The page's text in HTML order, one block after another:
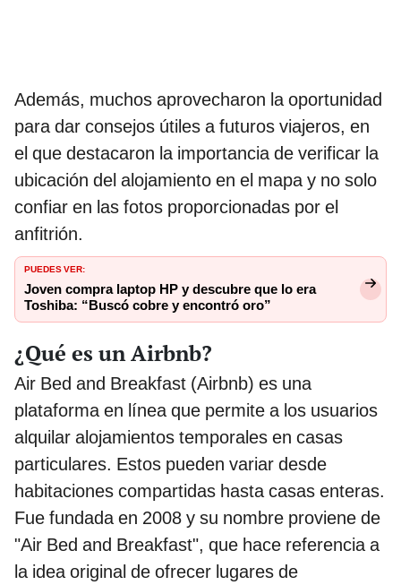
Además, muchos aprovecharon la oportunidad
para dar consejos útiles a futuros viajeros, en
el que destacaron la importancia de verificar la
ubicación del alojamiento en el mapa y no solo
confiar en las fotos proporcionadas por el
anfitrión.
PUEDES VER:
Joven compra laptop HP y descubre que lo era
Toshiba: “Buscó cobre y encontró oro”
¿Qué es un Airbnb?
Air Bed and Breakfast (Airbnb) es una
plataforma en línea que permite a los usuarios
alquilar alojamientos temporales en casas
particulares. Estos pueden variar desde
habitaciones compartidas hasta casas enteras.
Fue fundada en 2008 y su nombre proviene de
"Air Bed and Breakfast", que hace referencia a
la idea original de ofrecer lugares de